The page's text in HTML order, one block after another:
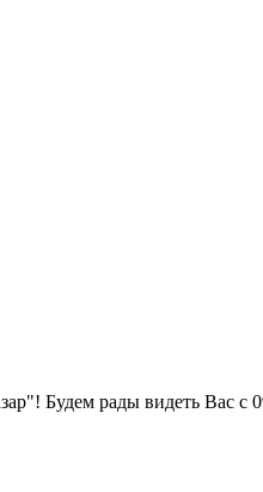
Будем рады видеть Вас с